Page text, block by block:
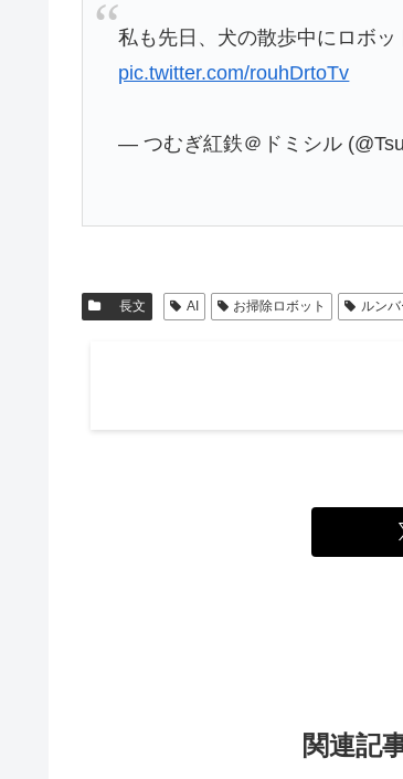
私も先日、犬の散歩中にロボッ
pic.twitter.com/rouhDrtoTv
— つむぎ紅鉄＠ドミシル
長文 AI お掃除ロボット ルンバ
関連記